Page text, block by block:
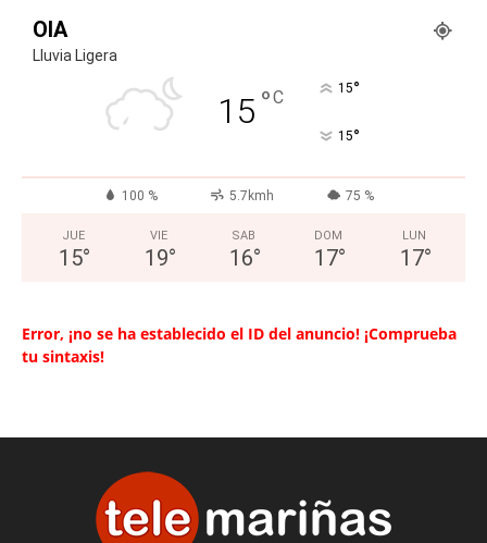
OIA
Lluvia Ligera
15 °C 15°
15°
100 % 5.7kmh 75 %
JUE
15°
VIE
19°
SAB
16°
DOM
17°
LUN
17°
Error, ¡no se ha establecido el ID del anuncio! ¡Comprueba
tu sintaxis!